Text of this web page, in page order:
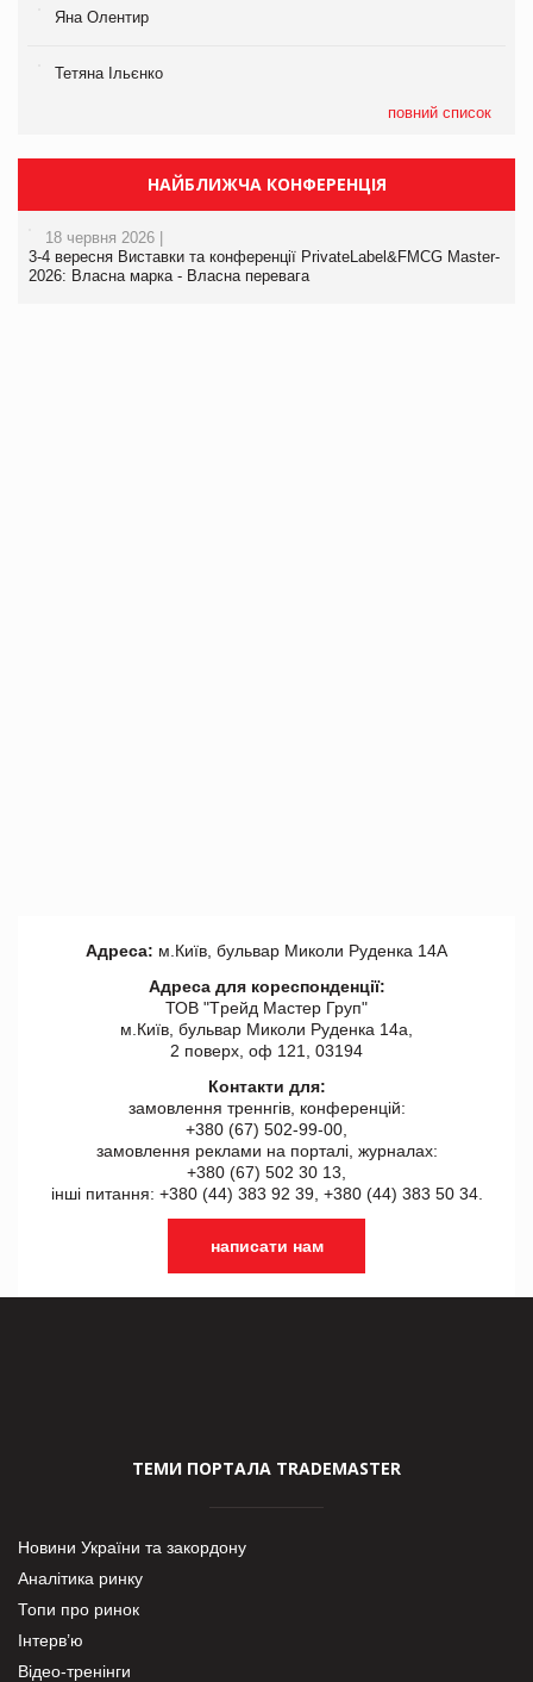
Яна Олентир
Тетяна Ільєнко
повний список
НАЙБЛИЖЧА КОНФЕРЕНЦІЯ
18 червня 2026 |
3-4 вересня Виставки та конференції PrivateLabel&FMCG Master-
2026: Власна марка - Власна перевага
Адреса: м.Київ, бульвар Миколи Руденка 14А
Адреса для кореспонденції:
ТОВ "Tрейд Мастер Груп"
м.Київ, бульвар Миколи Руденка 14а,
2 поверх, оф 121, 03194
Контакти для:
замовлення треннгів, конференцій:
+380 (67) 502-99-00,
замовлення реклами на порталі, журналах:
+380 (67) 502 30 13,
інші питання: +380 (44) 383 92 39, +380 (44) 383 50 34.
написати нам
ТЕМИ ПОРТАЛА TRADEMASTER
Новини України та закордону
Аналітика ринку
Топи про ринок
Інтерв’ю
Відео-тренінги